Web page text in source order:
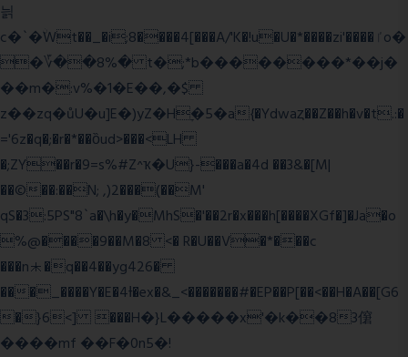
늵
c�`�ۨWt��_�i;8����4[���A/'K�!u�U�*����zi'����ٵo�
�؆��8%� t�;*b��������*��j�
��m�:v%�1�E��,�$
z��zq�ůU�u]E�)yZ�Hׇ�5�a{�Ydwaȥ��Z��h�v�t.:�
='6z�q�;�r�*��ȍud>���<LH
�;ZY��r�9=s%#Z^ҡ�U}-���a�4d ��3&�[M|
��©��:��N; ,)2���(��M'
qS�3:5PS"8`a�\h�y�MhS�'��2r�x���h[����XGf�]�Ja�o
%@����9��M�8 <� R�U��V�*���c
���n⯸�q��4��yg426�
���_����Y�E�4Ɨ�ex�&_<�������#�EP��P[��<��H�A��[G6
�}6<] ���H�}L�����x'�k��83僒
����mf ��F�0n5�!